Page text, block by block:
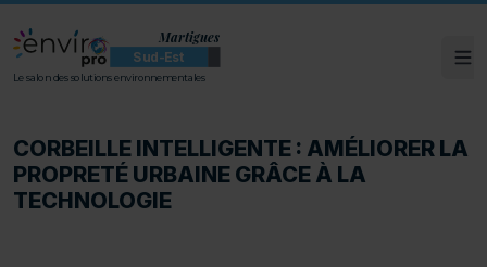
ENVIROpro Sud-Est - Martigues
Martigues
Sud-Est
Le salon des solutions environnementales
CORBEILLE INTELLIGENTE : AMÉLIORER LA
CORBEILLE INTELLIGENTE : AMÉLIORER LA
PROPRETÉ URBAINE GRÂCE À LA
TECHNOLOGIE